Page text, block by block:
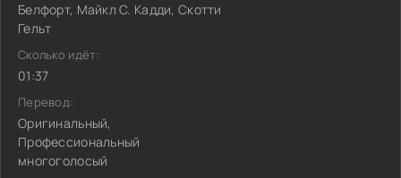
Белфорт, Майкл С. Кадди, Скотти
Гельт
Сколько идёт:
01:37
Перевод:
Оригинальный,
Профессиональный
многоголосый